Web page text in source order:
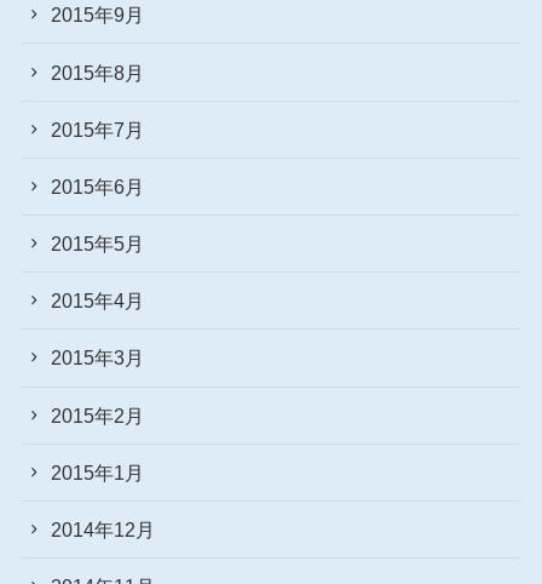
2015年9月
2015年8月
2015年7月
2015年6月
2015年5月
2015年4月
2015年3月
2015年2月
2015年1月
2014年12月